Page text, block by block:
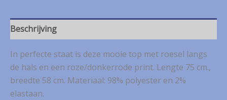
M
aantal
Beschrijving
In perfecte staat is deze mooie top met roesel langs
de hals en een roze/donkerrode print. Lengte 75 cm.,
breedte 58 cm. Materiaal: 98% polyester en 2%
elastaan.